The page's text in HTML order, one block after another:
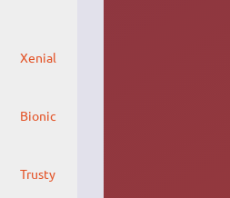
Xenial
Bionic
Trusty